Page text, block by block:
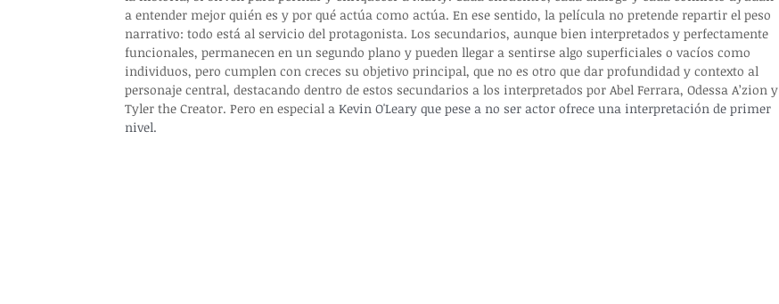
a entender mejor quién es y por qué actúa como actúa. En ese sentido, la película no pretende repartir el peso
narrativo: todo está al servicio del protagonista. Los secundarios, aunque bien interpretados y perfectamente
funcionales, permanecen en un segundo plano y pueden llegar a sentirse algo superficiales o vacíos como
individuos, pero cumplen con creces su objetivo principal, que no es otro que dar profundidad y contexto al
personaje central, destacando dentro de estos secundarios a los interpretados por Abel Ferrara, Odessa A’zion y
Tyler the Creator. Pero en especial a Kevin O'Leary que pese a no ser actor ofrece una interpretación de primer
nivel.